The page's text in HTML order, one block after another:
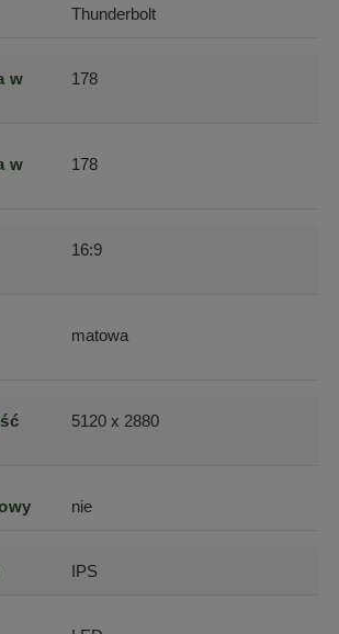
Thunderbolt
w
178
w
178
16:9
matowa
5120 x 2880
nie
IPS